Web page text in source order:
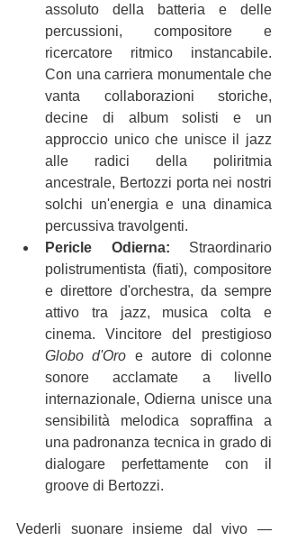
assoluto della batteria e delle
percussioni, compositore e
ricercatore ritmico instancabile.
Con una carriera monumentale che
vanta collaborazioni storiche,
decine di album solisti e un
approccio unico che unisce il jazz
alle radici della poliritmia
ancestrale, Bertozzi porta nei nostri
solchi un'energia e una dinamica
percussiva travolgenti.
Pericle Odierna: Straordinario
polistrumentista (fiati), compositore
e direttore d'orchestra, da sempre
attivo tra jazz, musica colta e
Globo d'Oro e autore di colonne
sonore acclamate a livello
internazionale, Odierna unisce una
sensibilità melodica sopraffina a
una padronanza tecnica in grado di
dialogare perfettamente con il
groove di Bertozzi.
Vederli suonare insieme dal vivo —